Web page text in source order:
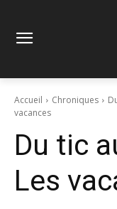
Accueil Chroniques
vacances
Du tic
Les